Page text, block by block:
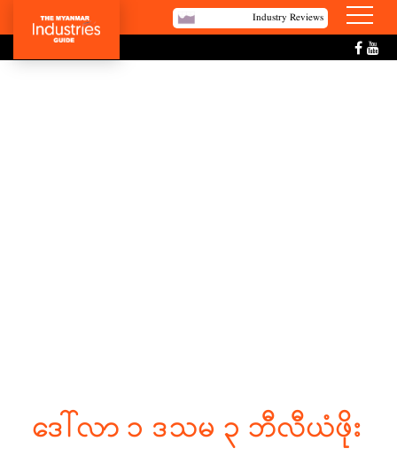
Industry Reviews
ဒေါ်လာ ၁ ဒသမ ၃ ဘီလီယံဖိုး